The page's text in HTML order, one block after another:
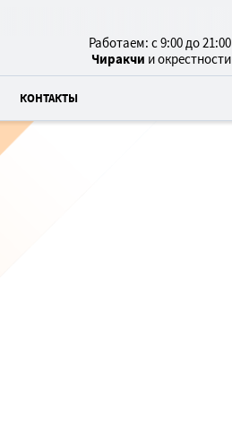
Работаем: с 9:00 до 21:00
Чиракчи и окрестности
КОНТАКТЫ